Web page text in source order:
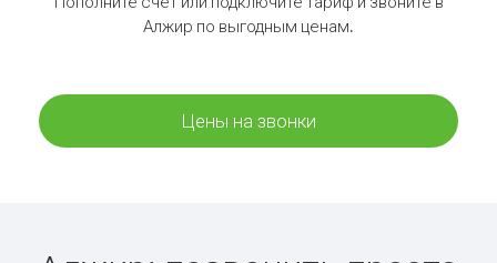
Алжир по выгодным ценам.
Цены на звонки